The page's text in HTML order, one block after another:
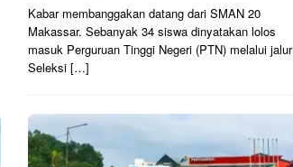
Kabar membanggakan datang dari SMAN 20
Makassar. Sebanyak 34 siswa dinyatakan lolos
masuk Perguruan Tinggi Negeri (PTN) melalui jalur
Seleksi […]